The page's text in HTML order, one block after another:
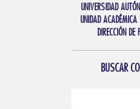
UNIVERSIDAD
UNIDAD
DIRECCIÓN DE
BUSCAR